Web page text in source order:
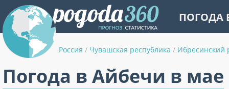
ПОГОДА
Россия / Чувашская республика / Ибресинский
Погода в Айбечи в мае